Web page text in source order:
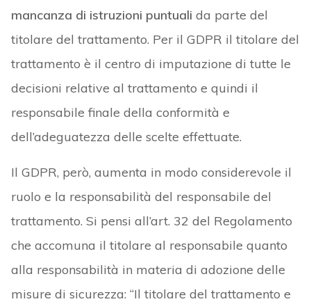
mancanza di istruzioni puntuali da parte del
titolare del trattamento. Per il GDPR il titolare del
trattamento è il centro di imputazione di tutte le
decisioni relative al trattamento e quindi il
responsabile finale della conformità e
dell’adeguatezza delle scelte effettuate.
Il GDPR, però, aumenta in modo considerevole il
ruolo e la responsabilità del responsabile del
trattamento. Si pensi all’art. 32 del Regolamento
che accomuna il titolare al responsabile quanto
alla responsabilità in materia di adozione delle
misure di sicurezza: “Il titolare del trattamento e